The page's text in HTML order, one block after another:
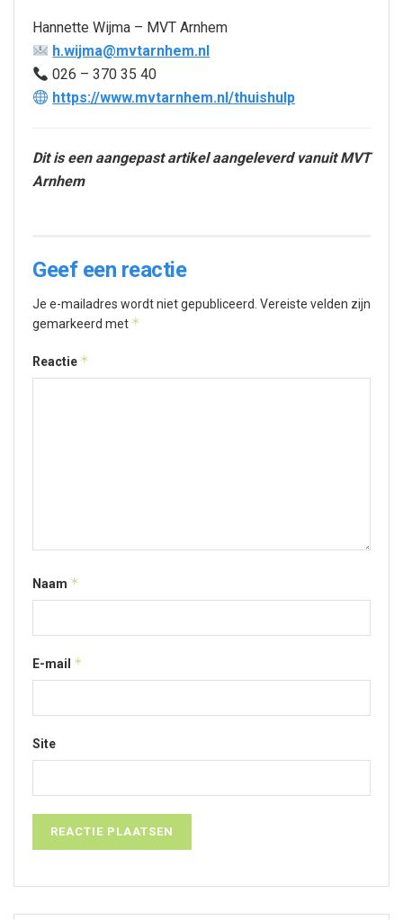
Hannette Wijma – MVT Arnhem
h.wijma@mvtarnhem.nl
026 – 370 35 40
https://www.mvtarnhem.nl/thuishulp
Dit is een aangepast artikel aangeleverd vanuit MVT
Arnhem
Geef een reactie
Je e-mailadres wordt niet gepubliceerd. Vereiste velden zijn
gemarkeerd met *
Reactie *
Naam *
E-mail *
Site